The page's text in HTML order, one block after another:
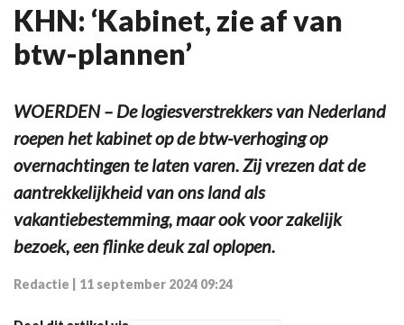
KHN: ‘Kabinet, zie af van
btw-plannen’
WOERDEN – De logiesverstrekkers van Nederland
roepen het kabinet op de btw-verhoging op
overnachtingen te laten varen. Zij vrezen dat de
aantrekkelijkheid van ons land als
vakantiebestemming, maar ook voor zakelijk
bezoek, een flinke deuk zal oplopen.
Redactie 11 september 2024 09:24